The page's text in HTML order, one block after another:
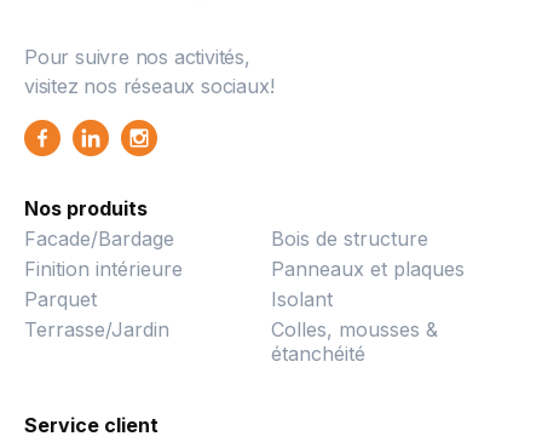
Pour suivre nos activités,
visitez nos réseaux sociaux!
Nos produits
Facade/Bardage
Finition intérieure
Parquet
Terrasse/Jardin
Bois de structure
Panneaux et plaques
Isolant
Colles, mousses &
étanchéité
Service client